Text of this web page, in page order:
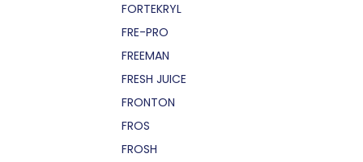
FORTEKRYL
FRE-PRO
FREEMAN
FRESH JUICE
FRONTON
FROS
FROSH